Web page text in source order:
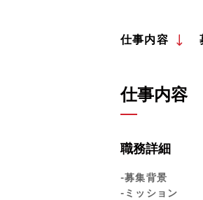
仕事内容
仕事内容
職務詳細
-募集背景
-ミッション